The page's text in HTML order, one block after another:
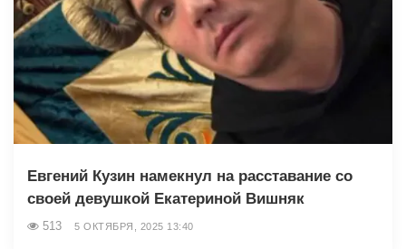
Евгений Кузин намекнул на расставание со
своей девушкой Екатериной Вишняк
513 5 ОКТЯБРЯ, 2025 13:40